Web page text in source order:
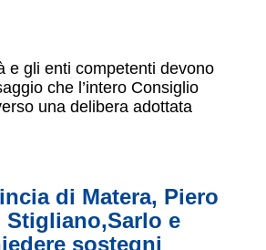
e gli enti competenti devono
che l’intero Consiglio
una delibera adottata
di Matera, Piero
e
sostegni